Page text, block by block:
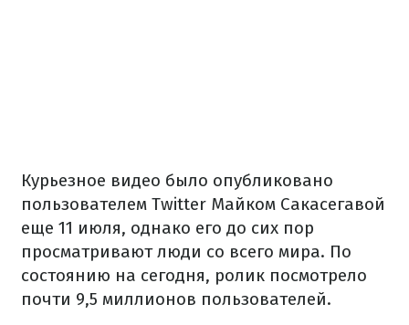
Курьезное видео было опубликовано
пользователем Twitter Майком Сакасегавой
еще 11 июля, однако его до сих пор
просматривают люди со всего мира. По
состоянию на сегодня, ролик посмотрело
почти 9,5 миллионов пользователей.